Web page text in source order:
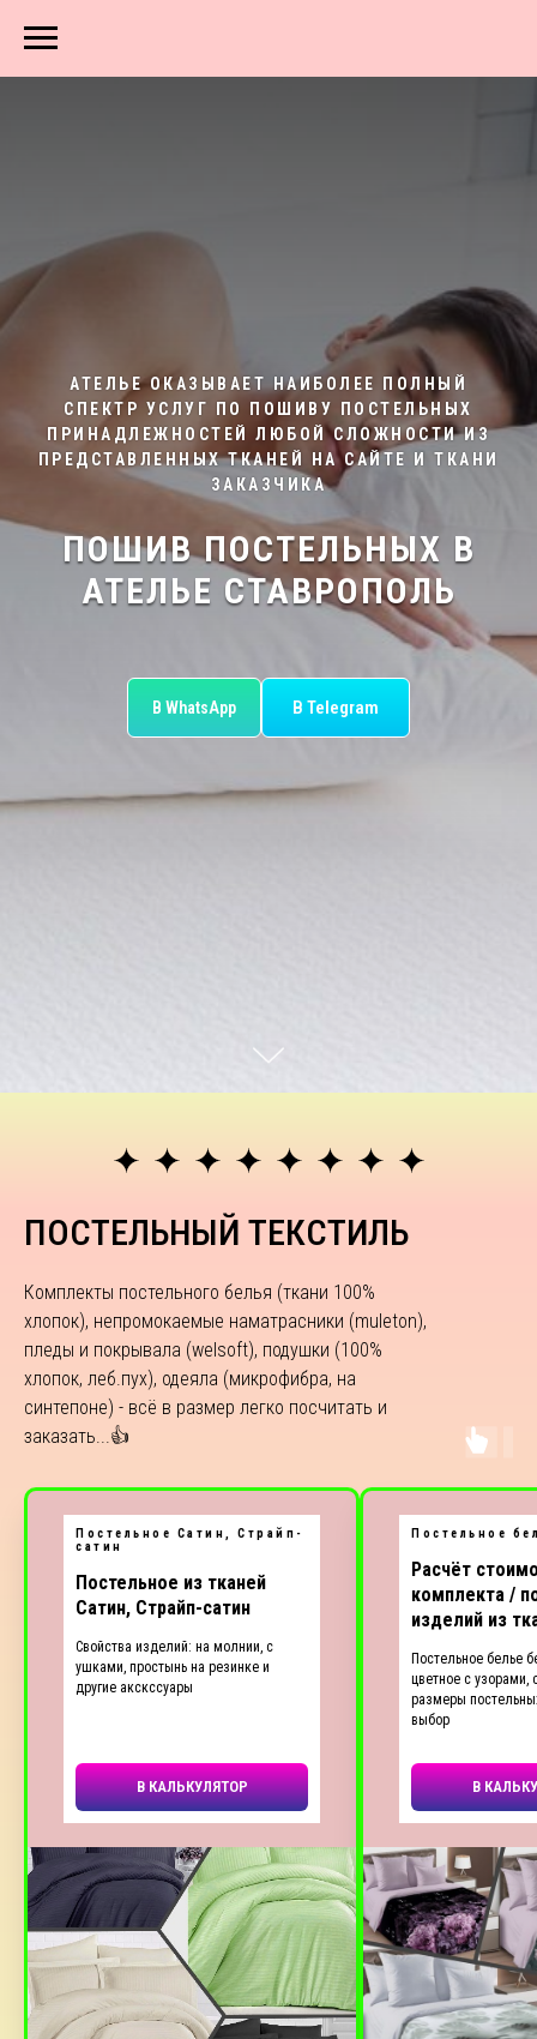
АТЕЛЬЕ ОКАЗЫВАЕТ НАИБОЛЕЕ ПОЛНЫЙ
СПЕКТР УСЛУГ ПО ПОШИВУ ПОСТЕЛЬНЫХ
ПРИНАДЛЕЖНОСТЕЙ ЛЮБОЙ СЛОЖНОСТИ ИЗ
ПРЕДСТАВЛЕННЫХ ТКАНЕЙ НА САЙТЕ И ТКАНИ
ЗАКАЗЧИКА
ПОШИВ ПОСТЕЛЬНЫХ В
АТЕЛЬЕ СТАВРОПОЛЬ
В WhatsApp В Telegram
ПОСТЕЛЬНЫЙ ТЕКСТИЛЬ
Комплекты постельного белья (ткани 100%
хлопок), непромокаемые наматрасники (muleton),
пледы и покрывала (welsoft), подушки (100%
хлопок, леб.пух), одеяла (микрофибра, на
синтепоне) - всё в размер легко посчитать и
заказать...👍
Постельное Сатин, Страйп-
сатин
Постельное из тканей
Сатин, Страйп-сатин
Свойства изделий: на молнии, с
ушками, простынь на резинке и
другие акскссуары
В КАЛЬКУЛЯТОР
Постельное
Расчёт
комплекта /
изделий из
Постельное белье
цветное с узорами,
размеры
выбор
В